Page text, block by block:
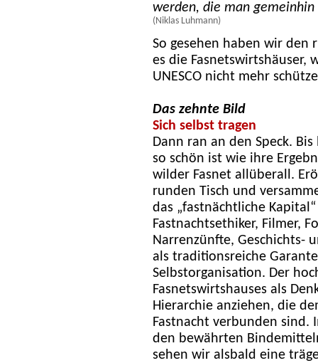
werden, die man
(Niklas Luhmann)
So gesehen haben wir den
es die Fasnetswirtshäuser,
UNESCO nicht mehr
Das zehnte Bild
Sich selbst tragen
Dann ran an den Speck.
so schön ist wie ihre
wilder Fasnet allüberall.
runden Tisch und
das „fastnächtliche
Fastnachtsethiker, Filmer,
Narrenzünfte, Geschichts-
als traditionsreiche
Selbstorganisation. Der
Fasnetswirtshauses als
Hierarchie anziehen, die
Fastnacht verbunden sind.
den bewährten
sehen wir alsbald eine